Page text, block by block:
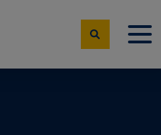
家